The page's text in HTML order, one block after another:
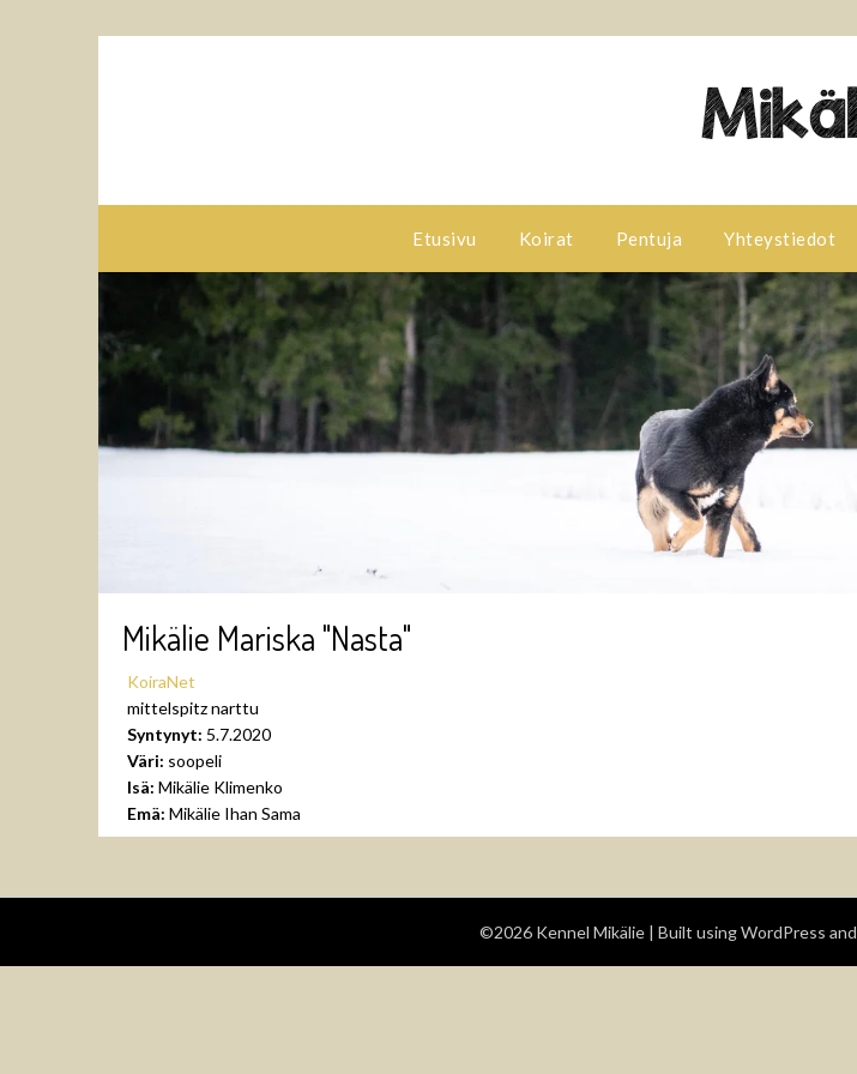
Etusivu Koirat Pentuja Yhteystiedot
Mikälie Mariska "Nasta"
KoiraNet
mittelspitz narttu
Syntynyt: 5.7.2020
Väri: soopeli
Isä: Mikälie Klimenko
Emä: Mikälie Ihan Sama
©2026 Kennel Mikälie | Built using WordPress and